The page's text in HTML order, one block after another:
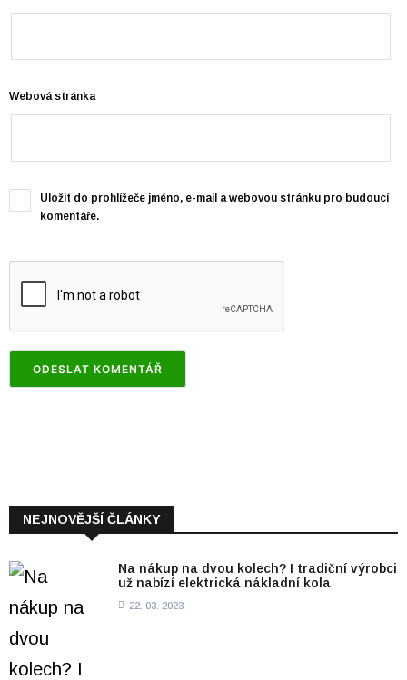
Webová stránka
Uložit do prohlížeče jméno, e-mail a webovou stránku pro budoucí
komentáře.
NEJNOVĚJŠÍ ČLÁNKY
Na nákup na dvou kolech? I tradiční výrobci
už nabízí elektrická nákladní kola
22. 03. 2023